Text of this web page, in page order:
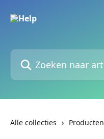
Zoeken naar artikelen ...
Alle collecties Producten